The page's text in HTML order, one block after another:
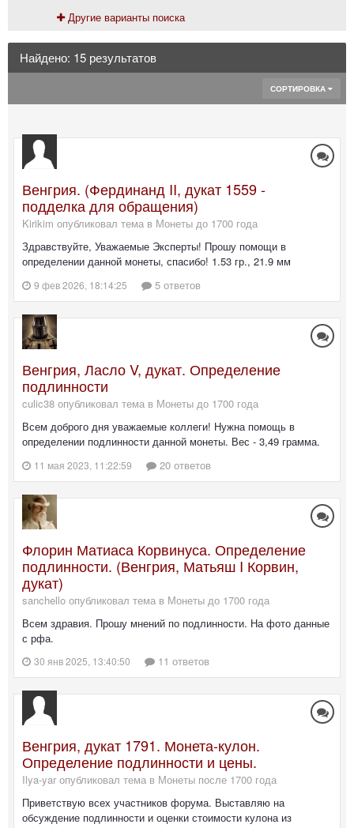
Другие варианты поиска
Найдено: 15 результатов
СОРТИРОВКА
Венгрия. (Фердинанд II, дукат 1559 -
подделка для обращения)
Kirikim опубликовал тема в Монеты до 1700 года
Здравствуйте, Уважаемые Эксперты! Прошу помощи в
определении данной монеты, спасибо! 1.53 гр., 21.9 мм
9 фев 2026, 18:14:25 5 ответов
Венгрия, Ласло V, дукат. Определение
подлинности
culic38 опубликовал тема в Монеты до 1700 года
Всем доброго дня уважаемые коллеги! Нужна помощь в
определении подлинности данной монеты. Вес - 3,49 грамма.
11 мая 2023, 11:22:59 20 ответов
Флорин Матиаса Корвинуса. Определение
подлинности. (Венгрия, Матьяш I Корвин,
дукат)
sanchello опубликовал тема в Монеты до 1700 года
Всем здравия. Прошу мнений по подлинности. На фото данные
с рфа.
30 янв 2025, 13:40:50 11 ответов
Венгрия, дукат 1791. Монета-кулон.
Определение подлинности и цены.
Ilya-yar опубликовал тема в Монеты после 1700 года
Приветствую всех участников форума. Выставляю на
обсуждение подлинности и оценки стоимости кулона из